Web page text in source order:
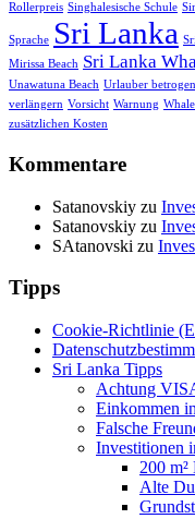
Rollerpreis Singhalesische Schule
Sprache Sri Lanka
Mirissa Beach Sri Lanka
Unawatuna Beach Urlauber betrogen
verlängern Vorsicht Warnung
zusätzlichen Kosten
Kommentare
Satanovskiy zu
Satanovskiy zu
SAtanovski zu
Tipps
Cookie-Richtlinie
Sri Lanka Tipps
Achtung
Einkommen
Falsche
Investitionen
200 m²
Alte